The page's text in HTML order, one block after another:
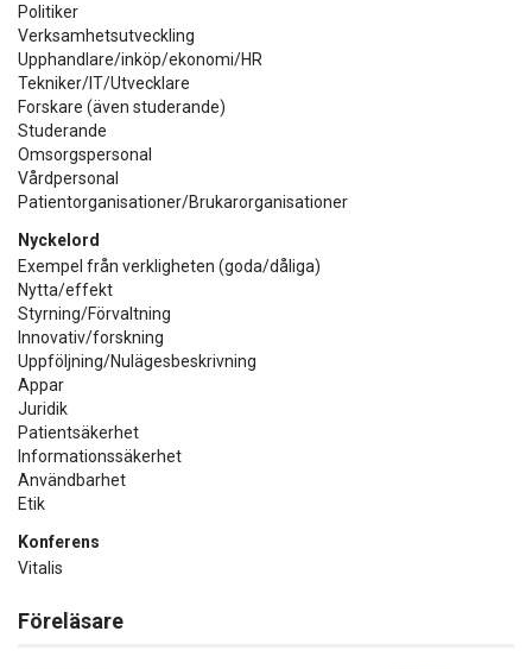
Politiker
Verksamhetsutveckling
Upphandlare/inköp/ekonomi/HR
Tekniker/IT/Utvecklare
Forskare (även studerande)
Studerande
Omsorgspersonal
Vårdpersonal
Patientorganisationer/Brukarorganisationer
Nyckelord
Exempel från verkligheten (goda/dåliga)
Nytta/effekt
Styrning/Förvaltning
Innovativ/forskning
Uppföljning/Nulägesbeskrivning
Appar
Juridik
Patientsäkerhet
Informationssäkerhet
Användbarhet
Etik
Konferens
Vitalis
Föreläsare